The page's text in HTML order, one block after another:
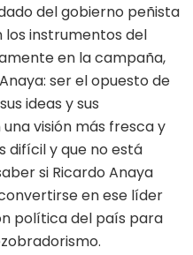
del gobierno peñista
instrumentos del
en la campaña,
ser el opuesto de
ideas y sus
visión más fresca y
difícil y que no está
si Ricardo Anaya
en ese líder
política del país para